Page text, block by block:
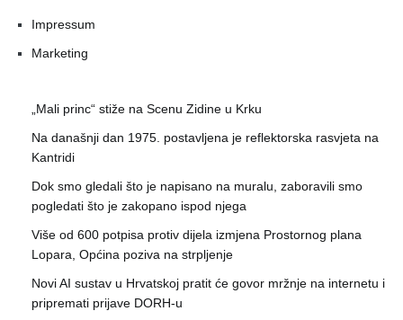
Impressum
Marketing
„Mali princ“ stiže na Scenu Zidine u Krku
Na današnji dan 1975. postavljena je reflektorska rasvjeta na
Kantridi
Dok smo gledali što je napisano na muralu, zaboravili smo
pogledati što je zakopano ispod njega
Više od 600 potpisa protiv dijela izmjena Prostornog plana
Lopara, Općina poziva na strpljenje
Novi AI sustav u Hrvatskoj pratit će govor mržnje na internetu i
pripremati prijave DORH-u